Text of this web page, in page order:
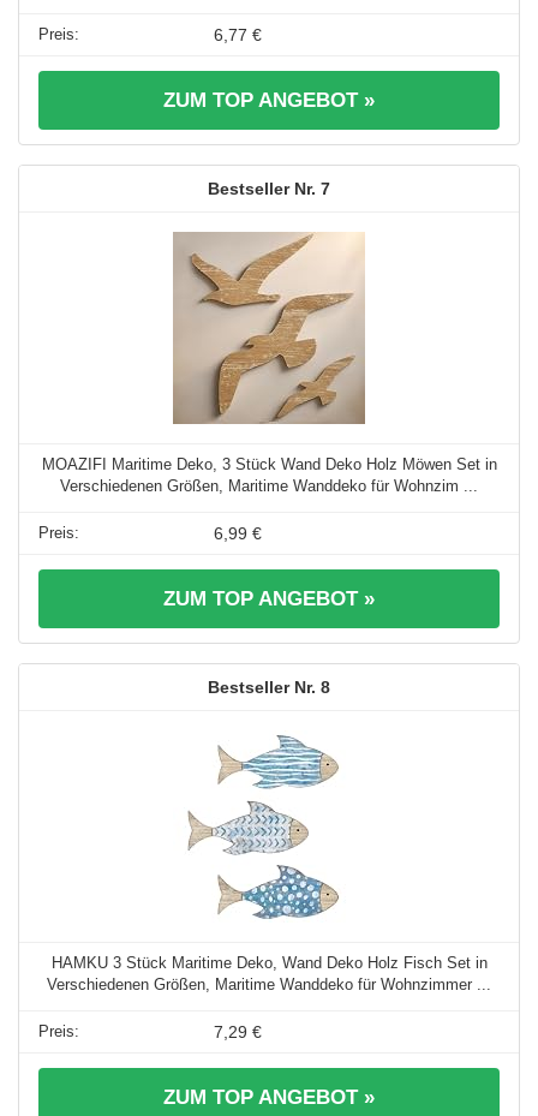
6,77 €
ZUM TOP ANGEBOT »
7
MOAZIFI Maritime Deko, 3 Stück Wand Deko Holz Möwen Set in
Verschiedenen Größen, Maritime Wanddeko für Wohnzim ...
6,99 €
ZUM TOP ANGEBOT »
8
HAMKU 3 Stück Maritime Deko, Wand Deko Holz Fisch Set in
Verschiedenen Größen, Maritime Wanddeko für Wohnzimmer ...
7,29 €
ZUM TOP ANGEBOT »